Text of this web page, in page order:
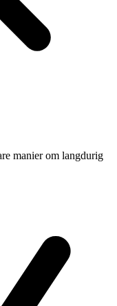
manier om langdurig